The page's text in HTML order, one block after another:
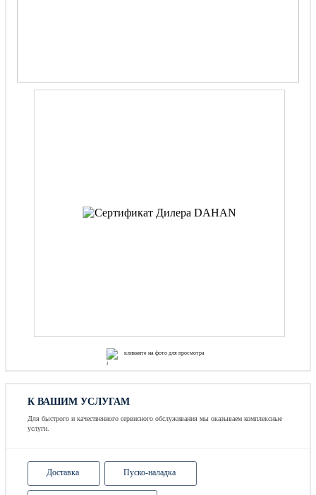
кликните на фото для просмотра
К ВАШИМ УСЛУГАМ
Для быстрого и качественного сервисного обслуживания мы оказываем комплексные
услуги.
Доставка Пуско-наладка